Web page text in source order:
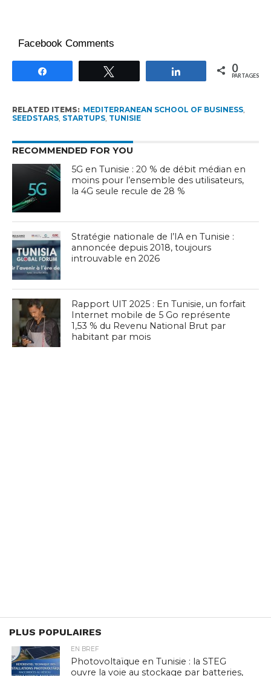
Facebook Comments
Partagez 0
PARTAGES
RELATED ITEMS: MEDITERRANEAN SCHOOL OF BUSINESS,
SEEDSTARS, STARTUPS, TUNISIE
RECOMMENDED FOR YOU
5G en Tunisie : 20 % de débit médian en
moins pour l’ensemble des utilisateurs,
la 4G seule recule de 28 %
Stratégie nationale de l’IA en Tunisie :
annoncée depuis 2018, toujours
introuvable en 2026
Rapport UIT 2025 : En Tunisie, un forfait
Internet mobile de 5 Go représente
1,53 % du Revenu National Brut par
habitant par mois
PLUS POPULAIRES
EN BREF
Photovoltaïque en Tunisie : la STEG
ouvre la voie au stockage par batteries,